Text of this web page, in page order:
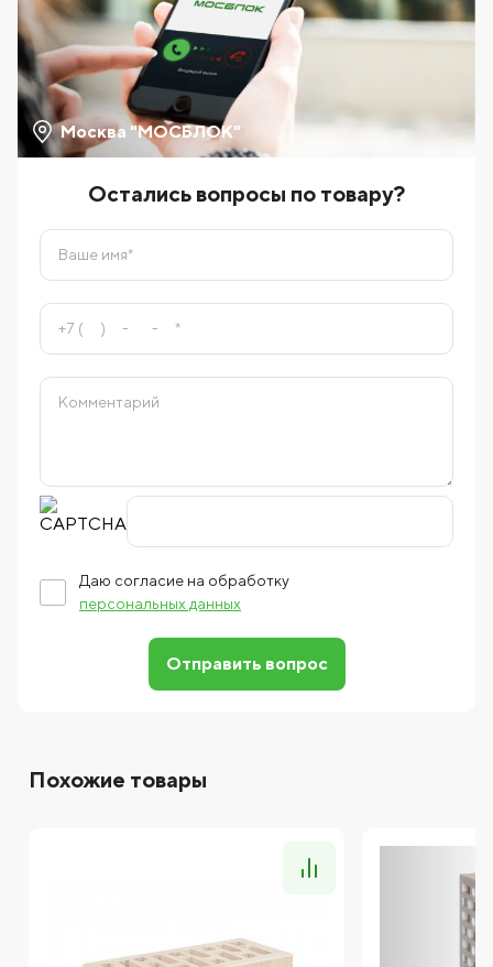
Москва "МОСБЛОК"
Остались вопросы по товару?
Даю согласие на обработку
персональных данных
Отправить вопрос
Похожие товары